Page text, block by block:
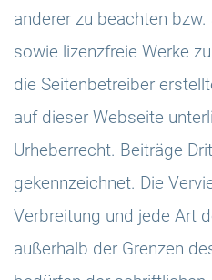
anderer zu beachten
sowie lizenzfreie Werke
die Seitenbetreiber
auf dieser Webseite
Urheberrecht. Beiträge
gekennzeichnet. Die
Verbreitung und jede Art
außerhalb der Grenzen